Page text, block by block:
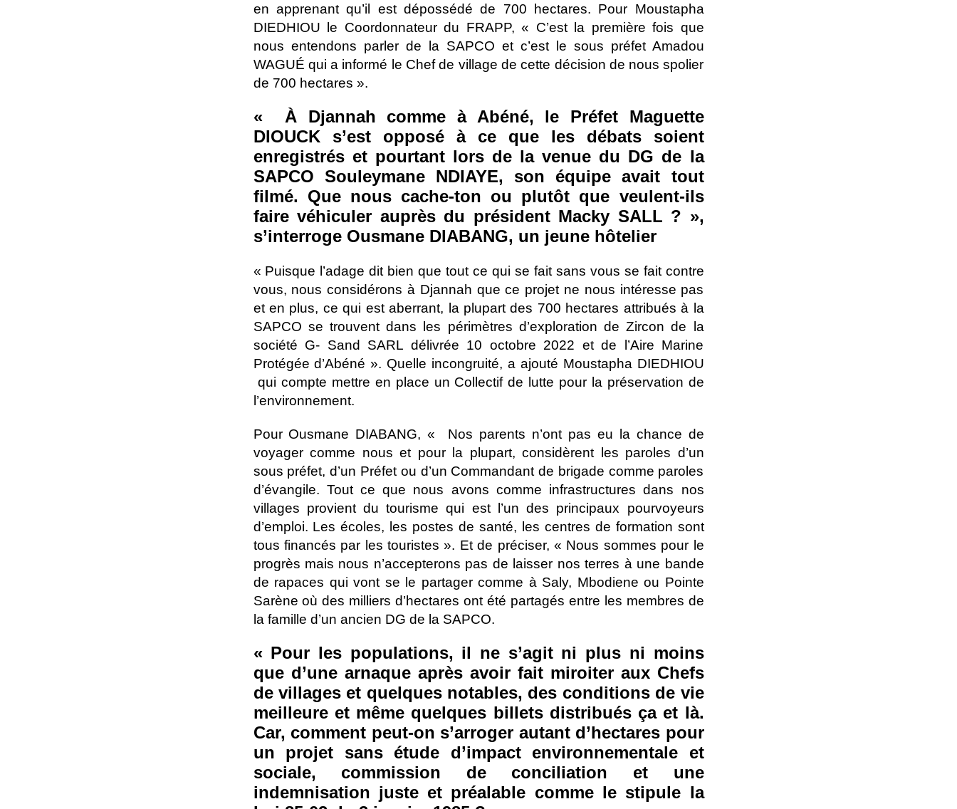
en apprenant qu’il est dépossédé de 700 hectares. Pour Moustapha
DIEDHIOU le Coordonnateur du FRAPP, « C’est la première fois que
nous entendons parler de la SAPCO et c’est le sous préfet Amadou
WAGUÉ qui a informé le Chef de village de cette décision de nous spolier
de 700 hectares ».
« À Djannah comme à Abéné, le Préfet Maguette
DIOUCK s’est opposé à ce que les débats soient
enregistrés et pourtant lors de la venue du DG de la
SAPCO Souleymane NDIAYE, son équipe avait tout
filmé. Que nous cache-ton ou plutôt que veulent-ils
faire véhiculer auprès du président Macky SALL ? »,
s’interroge Ousmane DIABANG, un jeune hôtelier
« Puisque l’adage dit bien que tout ce qui se fait sans vous se fait contre
vous, nous considérons à Djannah que ce projet ne nous intéresse pas
et en plus, ce qui est aberrant, la plupart des 700 hectares attribués à la
SAPCO se trouvent dans les périmètres d’exploration de Zircon de la
société G- Sand SARL délivrée 10 octobre 2022 et de l’Aire Marine
Protégée d’Abéné ». Quelle incongruité, a ajouté Moustapha DIEDHIOU
qui compte mettre en place un Collectif de lutte pour la préservation de
l’environnement.
Pour Ousmane DIABANG, « Nos parents n’ont pas eu la chance de
voyager comme nous et pour la plupart, considèrent les paroles d’un
sous préfet, d’un Préfet ou d’un Commandant de brigade comme paroles
d’évangile. Tout ce que nous avons comme infrastructures dans nos
villages provient du tourisme qui est l’un des principaux pourvoyeurs
d’emploi. Les écoles, les postes de santé, les centres de formation sont
tous financés par les touristes ». Et de préciser, « Nous sommes pour le
progrès mais nous n’accepterons pas de laisser nos terres à une bande
de rapaces qui vont se le partager comme à Saly, Mbodiene ou Pointe
Sarène où des milliers d’hectares ont été partagés entre les membres de
la famille d’un ancien DG de la SAPCO.
« Pour les populations, il ne s’agit ni plus ni moins
que d’une arnaque après avoir fait miroiter aux Chefs
de villages et quelques notables, des conditions de vie
meilleure et même quelques billets distribués ça et là.
Car, comment peut-on s’arroger autant d’hectares pour
un projet sans étude d’impact environnementale et
sociale, commission de conciliation et une
indemnisation juste et préalable comme le stipule la